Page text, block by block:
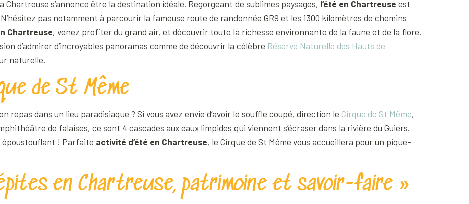
s’annonce être la destination idéale. Regorgeant de sublimes paysages, l’été en Chartreuse est
pas notamment à parcourir la fameuse route de randonnée GR9 et les 1300 kilomètres de chemins
Chartreuse, venez profiter du grand air, et découvrir toute la richesse environnante de la faune et de la flore.
d’admirer d’incroyables panoramas comme de découvrir la célèbre Réserve Naturelle des Hauts de
naturelle.
de St Même
repas dans un lieu paradisiaque ? Si vous avez envie d’avoir le souffle coupé, direction le Cirque de St Même,
de falaises, ce sont 4 cascades aux eaux limpides qui viennent s’écraser dans la rivière du Guiers.
époustouflant ! Parfaite activité d’été en Chartreuse, le Cirque de St Même vous accueillera pour un pique-
en Chartreuse, patrimoine et savoir-faire »